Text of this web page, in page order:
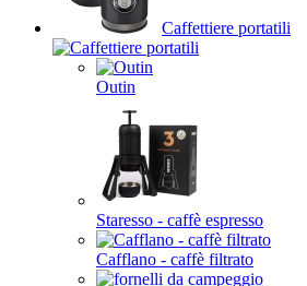
Caffettiere portatili
Outin
Staresso - caffè espresso
Cafflano - caffè filtrato